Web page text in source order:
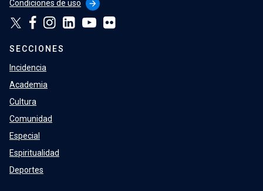
Condiciones de uso
arrow_forward
SECCIONES
Incidencia
Academia
Cultura
Comunidad
Especial
Espiritualidad
Deportes